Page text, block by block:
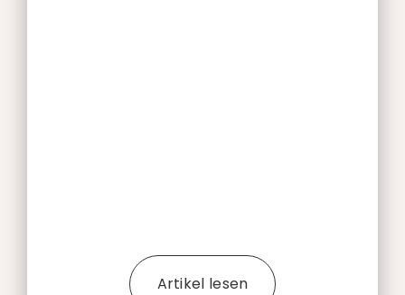
Artikel lesen